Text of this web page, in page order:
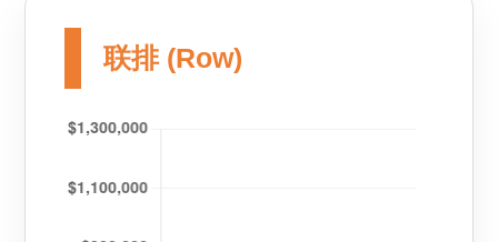
联排 (Row)